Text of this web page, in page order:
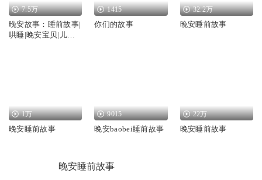
7.5万
晚安故事：睡前故事|
哄睡|晚安宝贝|儿童
1415
你们的故事
32.2万
晚安睡前故事
1万
晚安睡前故事
9015
晚安baobei睡前故事
22万
晚安睡前故事
晚安睡前故事